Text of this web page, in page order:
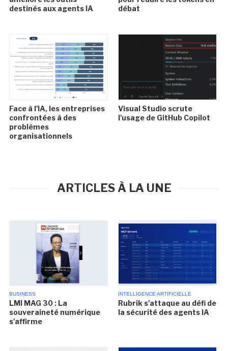
destinés aux agents IA
débat
Face à l'IA, les entreprises
confrontées à des
problèmes
organisationnels
Visual Studio scrute
l'usage de GitHub Copilot
ARTICLES À LA UNE
BUSINESS
LMI MAG 30 : La
souveraineté numérique
s'affirme
INTELLIGENCE ARTIFICIELLE
Rubrik s'attaque au défi de
la sécurité des agents IA